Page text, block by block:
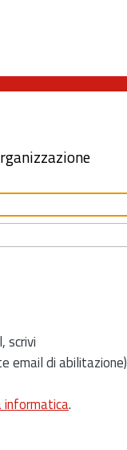
scrivi
email di abilitazione)
informatica.